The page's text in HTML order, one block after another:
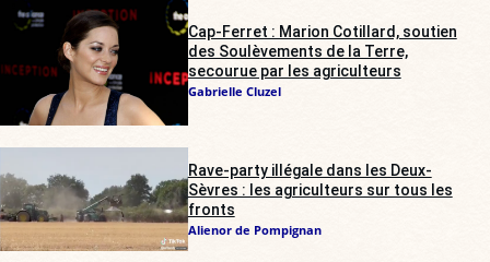
Cap-Ferret : Marion Cotillard, soutien
des Soulèvements de la Terre,
secourue par les agriculteurs
Gabrielle Cluzel
Rave-party illégale dans les Deux-
Sèvres : les agriculteurs sur tous les
fronts
Alienor de Pompignan